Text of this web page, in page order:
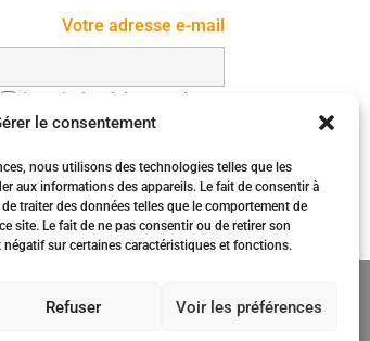
le consentement
nous utilisons des technologies telles que les
aux informations des appareils. Le fait de consentir à
traiter des données telles que le comportement de
site. Le fait de ne pas consentir ou de retirer son
sur certaines caractéristiques et fonctions.
Refuser Voir les préférences
Votre adresse e-mail
Inscription à la newsletter